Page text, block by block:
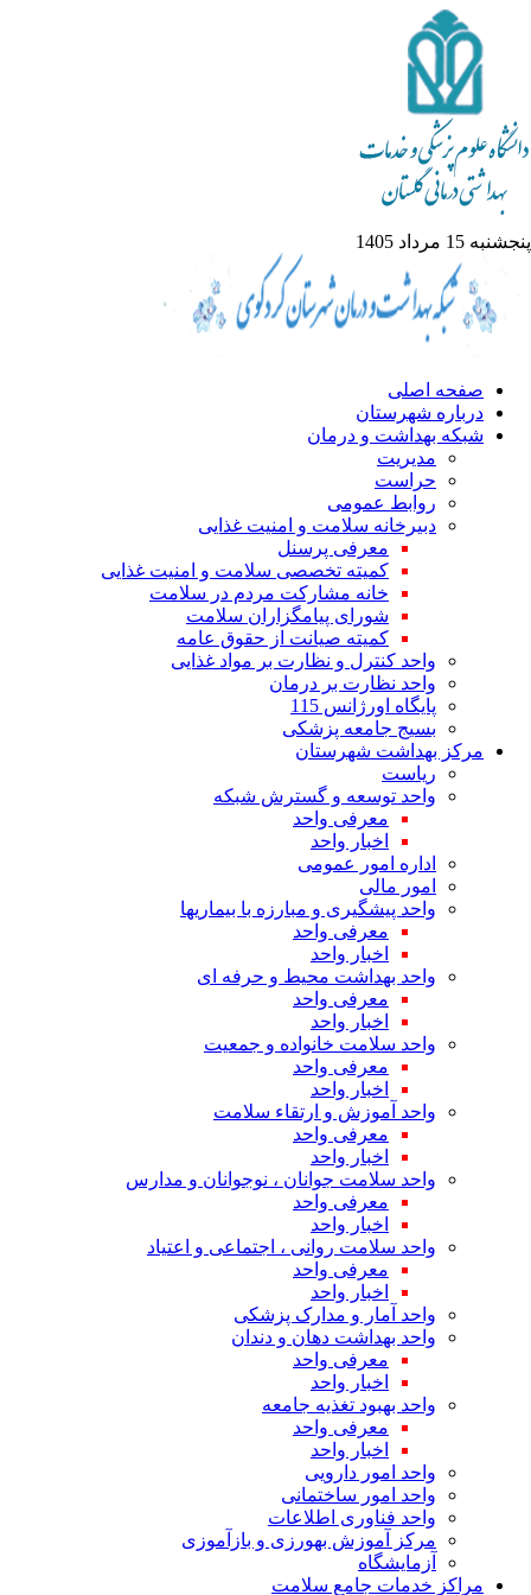
15 مرداد 1405
صفحه اصلی
درباره شهرستان
شبکه بهداشت و درمان
مدیریت
حراست
روابط عمومی
دبیرخانه سلامت و امنیت غذایی
معرفی پرسنل
کمیته تخصصی سلامت و امنیت غذایی
خانه مشارکت مردم در سلامت
شورای پیامگزاران سلامت
کمیته صیانت از حقوق عامه
واحد کنترل و نظارت بر مواد غذایی
واحد نظارت بر درمان
پایگاه اورژانس 115
بسیج جامعه پزشکی
مرکز بهداشت شهرستان
ریاست
واحد توسعه و گسترش شبکه
معرفی واحد
اخبار واحد
اداره امور عمومی
امور مالی
واحد پیشگیری و مبارزه با بیماریها
معرفی واحد
اخبار واحد
واحد بهداشت محیط و حرفه ای
معرفی واحد
اخبار واحد
واحد سلامت خانواده و جمعیت
معرفی واحد
اخبار واحد
واحد آموزش و ارتقاء سلامت
معرفی واحد
اخبار واحد
واحد سلامت جوانان ، نوجوانان و مدارس
معرفی واحد
اخبار واحد
واحد سلامت روانی ، اجتماعی و اعتیاد
معرفی واحد
اخبار واحد
واحد آمار و مدارک پزشکی
واحد بهداشت دهان و دندان
معرفی واحد
اخبار واحد
واحد بهبود تغذیه جامعه
معرفی واحد
اخبار واحد
واحد امور دارویی
واحد امور ساختمانی
واحد فناوری اطلاعات
مرکز آموزش بهورزی و بازآموزی
آزمایشگاه
مراکز خدمات جامع سلامت